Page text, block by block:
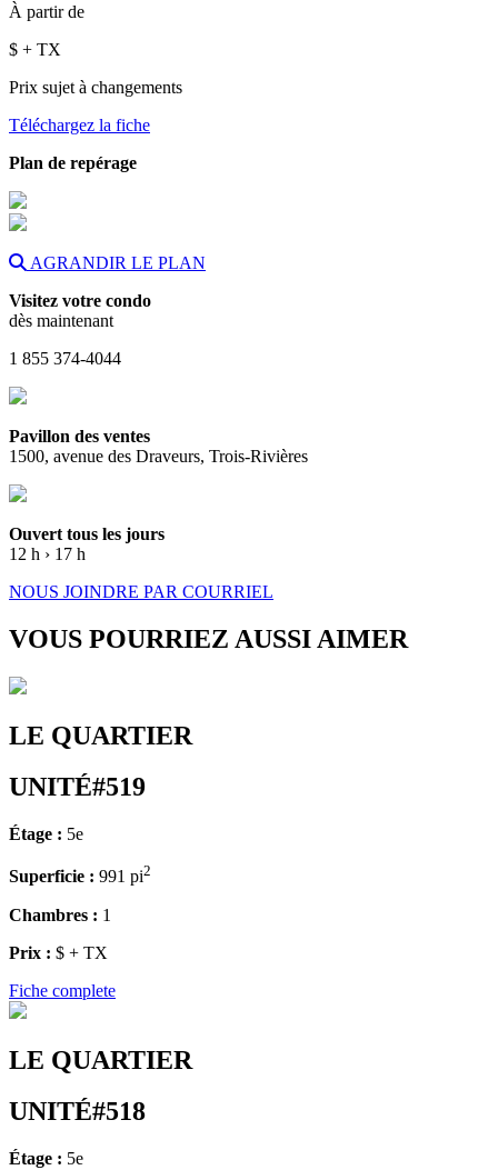
À partir de
$ + TX
Prix sujet à changements
Téléchargez la fiche
Plan de repérage
AGRANDIR LE PLAN
Visitez votre condo
dès maintenant
1 855 374-4044
Pavillon des ventes
1500, avenue des Draveurs, Trois-Rivières
Ouvert tous les jours
12 h › 17 h
NOUS JOINDRE PAR COURRIEL
VOUS POURRIEZ AUSSI AIMER
LE QUARTIER
UNITÉ#519
Étage : 5e
Superficie : 991 pi2
Chambres : 1
Prix : $ + TX
Fiche complete
LE QUARTIER
UNITÉ#518
Étage : 5e